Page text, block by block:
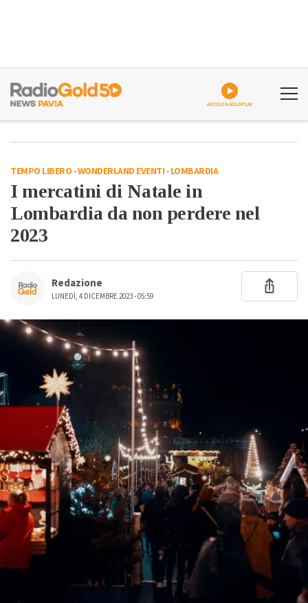
ASCOLTA GOLDPLAY
TEMPO LIBERO-WONDERLAND EVENTI-LOMBARDIA
I mercatini di Natale in
Lombardia da non perdere nel
2023
Redazione
LUNEDÌ, 4 DICEMBRE 2023 - 05:59